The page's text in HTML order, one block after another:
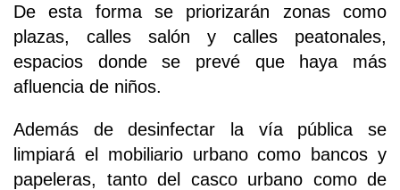
De esta forma se priorizarán zonas como
plazas, calles salón y calles peatonales,
espacios donde se prevé que haya más
afluencia de niños.
Además de desinfectar la vía pública se
limpiará el mobiliario urbano como bancos y
papeleras, tanto del casco urbano como de